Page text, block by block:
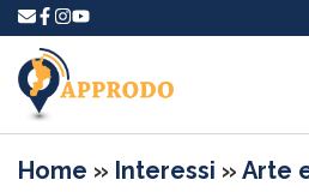
Home » Interessi » Arte